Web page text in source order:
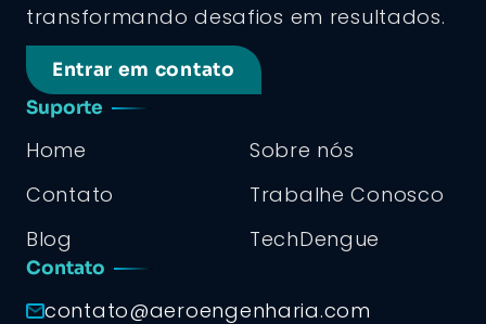
transformando desafios em resultados.
Entrar em contato
Suporte
Home
Sobre nós
Contato
Trabalhe Conosco
Blog
TechDengue
Contato
contato@aeroengenharia.com